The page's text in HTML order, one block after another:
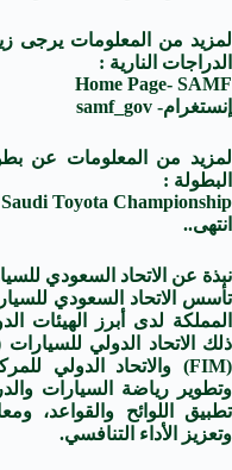
لمزيد من المعلومات يرجى
الدراجات النارية :
Home Page- SAMF
إنستغرام- samf_gov
لمزيد من المعلومات عن
البطولة :
Toyota Championship
انتهى..
نبذة عن الاتحاد السعودي
المملكة لدى أبرز الهيئات
وتطوير رياضة السيارات
تطبيق اللوائح والقواعد،
وتعزيز الأداء التنافسي.